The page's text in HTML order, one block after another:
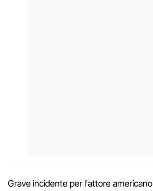
Grave incidente per l'attore americano